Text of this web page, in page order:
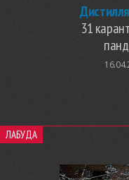
31
ЛАБУДА